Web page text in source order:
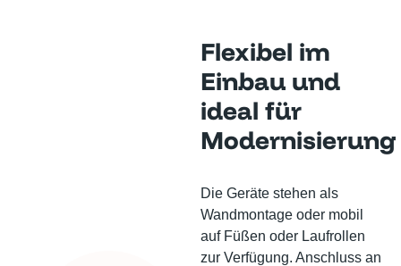
Flexibel im
Einbau und
ideal für
Modernisierung
Die Geräte stehen als
Wandmontage oder mobil
auf Füßen oder Laufrollen
zur Verfügung. Anschluss an